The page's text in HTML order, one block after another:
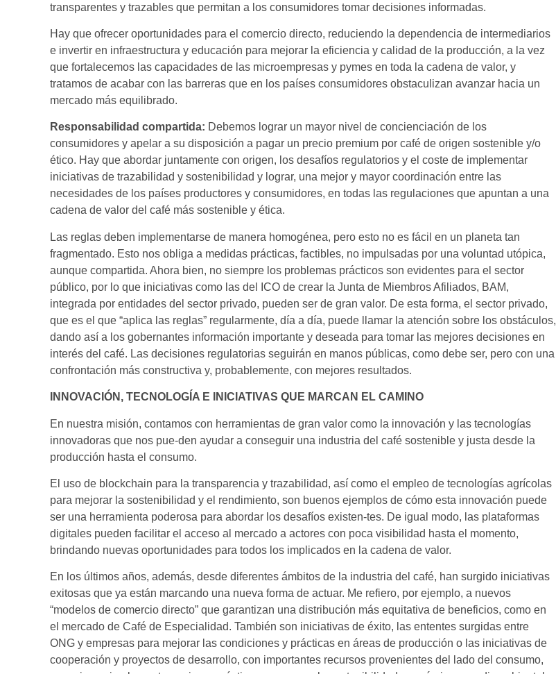
transparentes y trazables que permitan a los consumidores tomar decisiones informadas.
Hay que ofrecer oportunidades para el comercio directo, reduciendo la dependencia de intermediarios
e invertir en infraestructura y educación para mejorar la eficiencia y calidad de la producción, a la vez
que fortalecemos las capacidades de las microempresas y pymes en toda la cadena de valor, y
tratamos de acabar con las barreras que en los países consumidores obstaculizan avanzar hacia un
mercado más equilibrado.
Responsabilidad compartida: Debemos lograr un mayor nivel de concienciación de los
consumidores y apelar a su disposición a pagar un precio premium por café de origen sostenible y/o
ético. Hay que abordar juntamente con origen, los desafíos regulatorios y el coste de implementar
iniciativas de trazabilidad y sostenibilidad y lograr, una mejor y mayor coordinación entre las
necesidades de los países productores y consumidores, en todas las regulaciones que apuntan a una
cadena de valor del café más sostenible y ética.
Las reglas deben implementarse de manera homogénea, pero esto no es fácil en un planeta tan
fragmentado. Esto nos obliga a medidas prácticas, factibles, no impulsadas por una voluntad utópica,
aunque compartida. Ahora bien, no siempre los problemas prácticos son evidentes para el sector
público, por lo que iniciativas como las del ICO de crear la Junta de Miembros Afiliados, BAM,
integrada por entidades del sector privado, pueden ser de gran valor. De esta forma, el sector privado,
que es el que “aplica las reglas” regularmente, día a día, puede llamar la atención sobre los obstáculos,
dando así a los gobernantes información importante y deseada para tomar las mejores decisiones en
interés del café. Las decisiones regulatorias seguirán en manos públicas, como debe ser, pero con una
confrontación más constructiva y, probablemente, con mejores resultados.
INNOVACIÓN, TECNOLOGÍA E INICIATIVAS QUE MARCAN EL CAMINO
En nuestra misión, contamos con herramientas de gran valor como la innovación y las tecnologías
innovadoras que nos pue-den ayudar a conseguir una industria del café sostenible y justa desde la
producción hasta el consumo.
El uso de blockchain para la transparencia y trazabilidad, así como el empleo de tecnologías agrícolas
para mejorar la sostenibilidad y el rendimiento, son buenos ejemplos de cómo esta innovación puede
ser una herramienta poderosa para abordar los desafíos existen-tes. De igual modo, las plataformas
digitales pueden facilitar el acceso al mercado a actores con poca visibilidad hasta el momento,
brindando nuevas oportunidades para todos los implicados en la cadena de valor.
En los últimos años, además, desde diferentes ámbitos de la industria del café, han surgido iniciativas
exitosas que ya están marcando una nueva forma de actuar. Me refiero, por ejemplo, a nuevos
“modelos de comercio directo” que garantizan una distribución más equitativa de beneficios, como en
el mercado de Café de Especialidad. También son iniciativas de éxito, las ententes surgidas entre
ONG y empresas para mejorar las condiciones y prácticas en áreas de producción o las iniciativas de
cooperación y proyectos de desarrollo, con importantes recursos provenientes del lado del consumo,